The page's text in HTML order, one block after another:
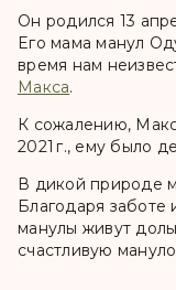
Он родился 13
Eго мама манул
время нам
Макса.
К сожалению,
2021 г., ему было
В дикой природе
Благодаря заботе
манулы живут
счастливую